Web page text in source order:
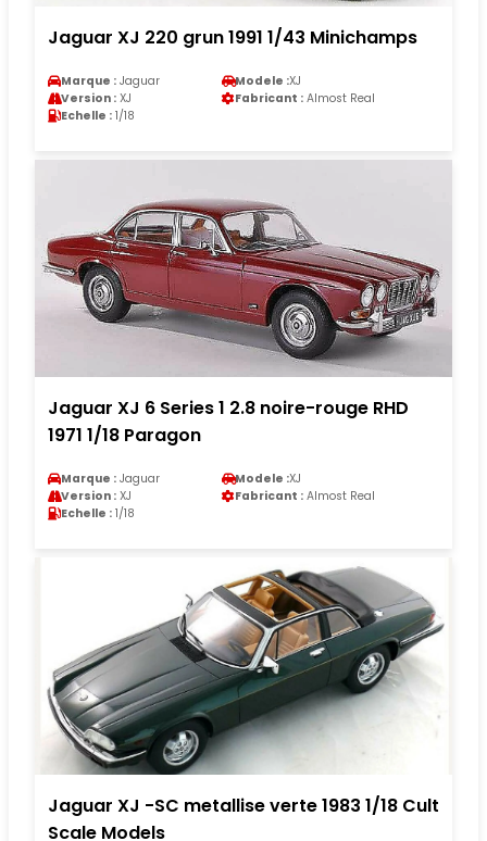
Jaguar XJ 220 grun 1991 1/43 Minichamps
Marque : Jaguar Modele :XJ
Version : XJ Fabricant : Almost Real
Echelle : 1/18
Jaguar XJ 6 Series 1 2.8 noire-rouge RHD
1971 1/18 Paragon
Marque : Jaguar Modele :XJ
Version : XJ Fabricant : Almost Real
Echelle : 1/18
Jaguar XJ -SC metallise verte 1983 1/18 Cult
Scale Models